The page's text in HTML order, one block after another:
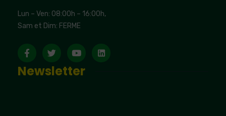
Lun – Ven: 08:00h – 16:00h,
Sam et Dim: FERME
Newsletter